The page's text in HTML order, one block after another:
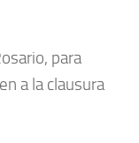
para
a la clausura